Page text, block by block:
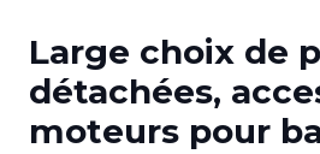
Large choix de
détachées,
moteurs pour